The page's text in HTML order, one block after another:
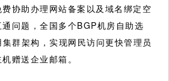
协助办理网站备案以及域名绑定空
问题，全国多个BGP机房自助选
群架构，实现网民访问更快管理员
赠送企业邮箱。